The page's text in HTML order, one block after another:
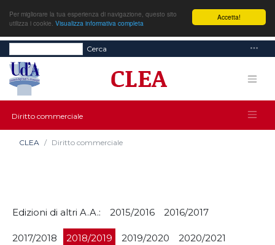
Accetta!
Per migliorare la tua esperienza di navigazione, questo sito
utilizza i cookie. Visualizza informativa completa
Cerca
Diritto commerciale
CLEA Diritto commerciale
Edizioni di altri A.A.: 2015/2016 2016/2017
2017/2018 2018/2019 2019/2020 2020/2021